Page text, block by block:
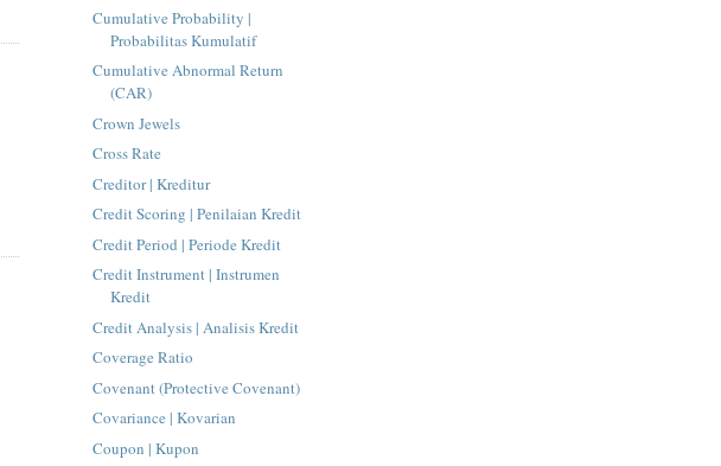
Cumulative Probability |
Probabilitas Kumulatif
Cumulative Abnormal Return
(CAR)
Crown Jewels
Cross Rate
Creditor | Kreditur
Credit Scoring | Penilaian Kredit
Credit Period | Periode Kredit
Credit Instrument | Instrumen
Kredit
Credit Analysis | Analisis Kredit
Coverage Ratio
Covenant (Protective Covenant)
Covariance | Kovarian
Coupon | Kupon